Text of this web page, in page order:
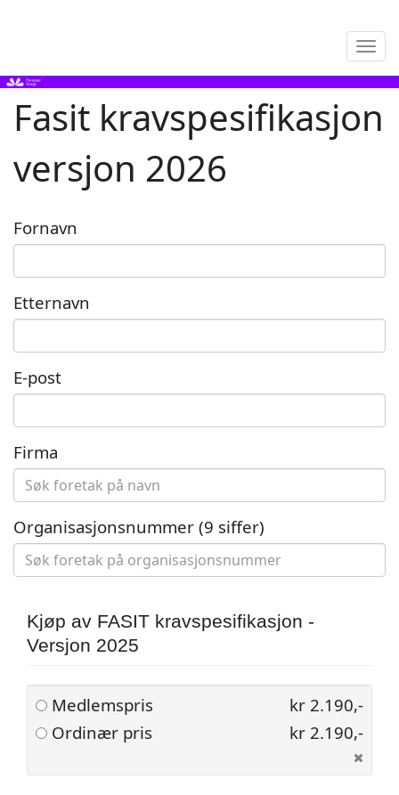
Fasit kravspesifikasjon
versjon 2026
Fornavn
Etternavn
E-post
Firma
Organisasjonsnummer (9 siffer)
Kjøp av FASIT kravspesifikasjon -
Versjon 2025
Medlemspris
kr 2.190,-
Ordinær pris
kr 2.190,-